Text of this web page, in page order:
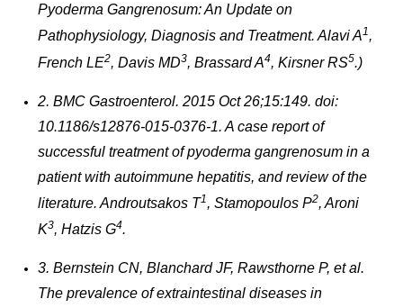
Pyoderma Gangrenosum: An Update on
Pathophysiology, Diagnosis and Treatment. Alavi A1,
French LE2, Davis MD3, Brassard A4, Kirsner RS5.)
2. BMC Gastroenterol. 2015 Oct 26;15:149. doi:
10.1186/s12876-015-0376-1. A case report of
successful treatment of pyoderma gangrenosum in a
patient with autoimmune hepatitis, and review of the
literature. Androutsakos T1 , Stamopoulos P2, Aroni
K3, Hatzis G4.
3. Bernstein CN, Blanchard JF, Rawsthorne P, et al.
The prevalence of extraintestinal diseases in